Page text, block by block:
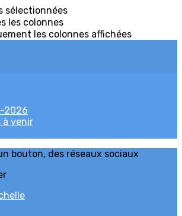
sélectionnées
les colonnes
les colonnes affichées
2026
à venir
bouton, des réseaux sociaux